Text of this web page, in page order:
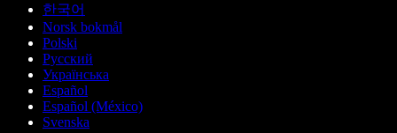
한국어
Norsk bokmål
Polski
Русский
Українська
Español
Español (México)
Svenska